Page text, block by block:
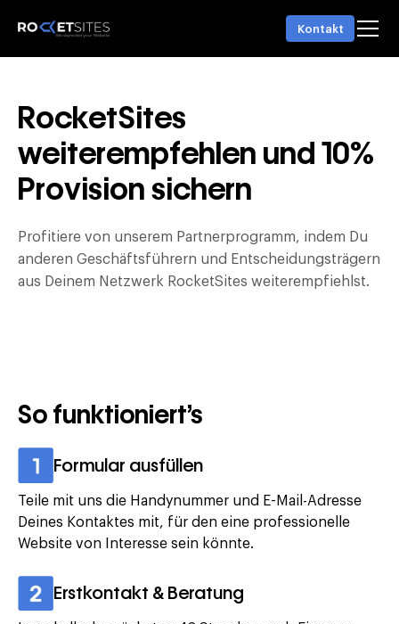
Kontakt
RocketSites
weiterempfehlen und10%
Provisionsichern
Profitiere von unserem Partnerprogramm, indem Du
anderen Geschäftsführern und Entscheidungsträgern
aus Deinem Netzwerk RocketSites weiterempfiehlst.
So funktioniert’s
Formular ausfüllen
Teile mit uns die Handynummer und E-Mail-Adresse
Deines Kontaktes mit, für den eine professionelle
Website von Interesse sein könnte.
Erstkontakt & Beratung